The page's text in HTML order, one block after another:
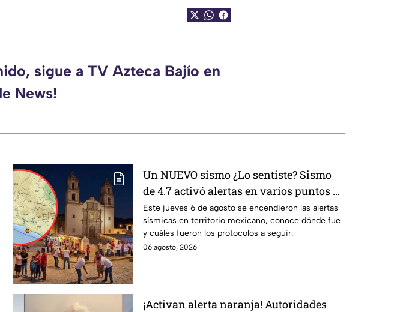
sigue a TV Azteca Bajío en
News!
Un NUEVO sismo ¿Lo sentiste? Sismo
de 4.7 activó alertas en varios puntos de
México
Este jueves 6 de agosto se encendieron las alertas
sísmicas en territorio mexicano, conoce dónde fue
y cuáles fueron los protocolos a seguir.
06 agosto, 2026
¡Activan alerta naranja! Autoridades